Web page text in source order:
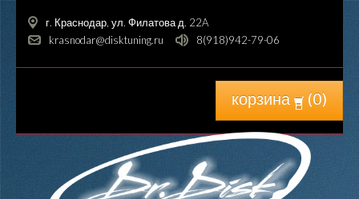
г. Краснодар, ул. Филатова д. 22A
krasnodar@disktuning.ru
8(918)942-79-06
корзина (0)